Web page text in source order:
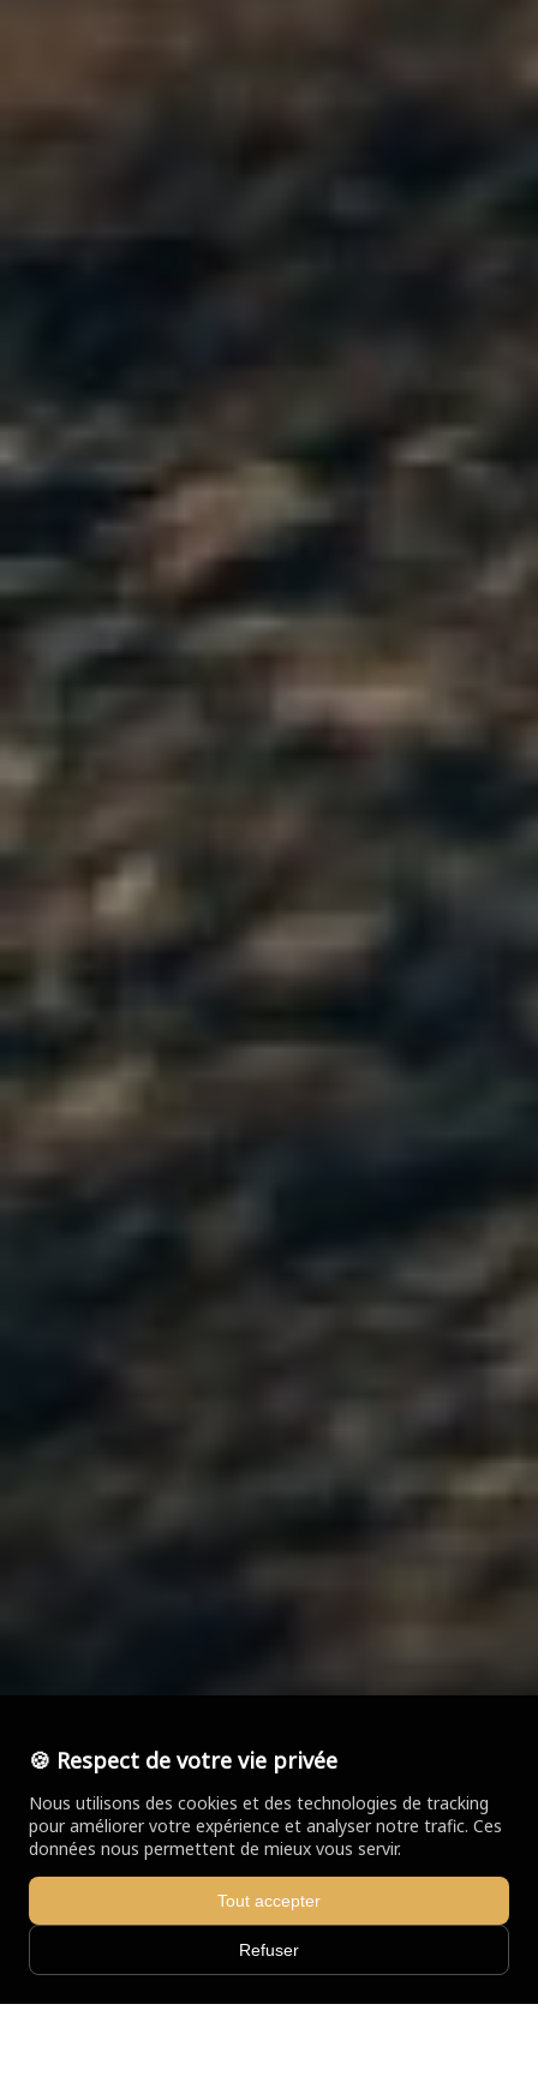
🍪 Respect de votre vie privée
Nous utilisons des cookies et des technologies de tracking
pour améliorer votre expérience et analyser notre trafic. Ces
données nous permettent de mieux vous servir.
Tout accepter
Refuser